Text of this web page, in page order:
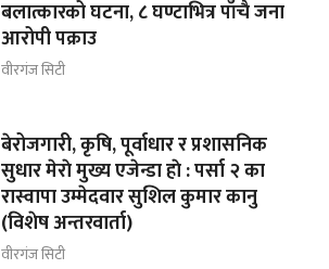
बलात्कारको घटना, ८ घण्टाभित्र पाँचै जना
आरोपी पक्राउ
वीरगंज सिटी
बेरोजगारी, कृषि, पूर्वाधार र प्रशासनिक
सुधार मेराे मुख्य एजेन्डा हाे : पर्सा २ का
रास्वापा उम्मेदवार सुशिल कुमार कानु
(विशेष अन्तरवार्ता)
वीरगंज सिटी